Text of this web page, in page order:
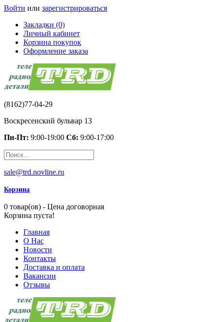
Войти или зарегистрироваться
Закладки (0)
Личный кабинет
Корзина покупок
Оформление заказа
(8162)77-04-29
Воскресенский бульвар 13
Пн-Пт: 9:00-19:00 Сб: 9:00-17:00
sale@trd.novline.ru
Корзина
0 товар(ов) - Цена договорная
Корзина пуста!
Главная
О Нас
Новости
Контакты
Доставка и оплата
Вакансии
Отзывы